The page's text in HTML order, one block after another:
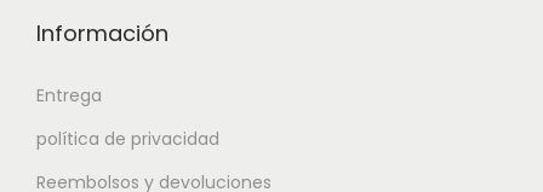
Información
Entrega
política de privacidad
Reembolsos y devoluciones